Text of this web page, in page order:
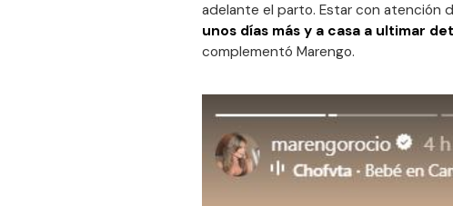
adelante el parto. Estar con atención
unos días más y a casa a ultimar
complementó Marengo.